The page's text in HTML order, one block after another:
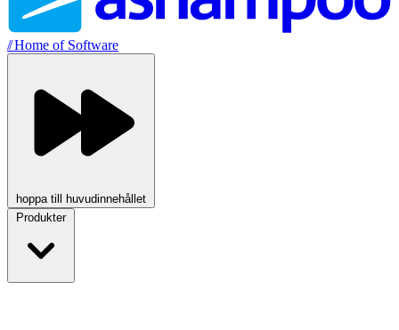
//Home of Software
hoppa till huvudinnehållet
Produkter